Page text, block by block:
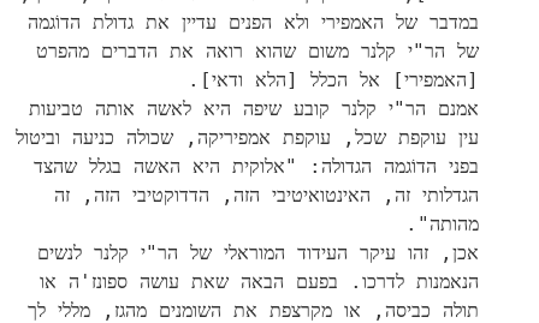
במדבר של האמפירי ולא הפנים עדיין את גדולת הדוֹגמה
של הר"י קלנר משום שהוא רואה את הדברים מהפרט
[האמפירי] אל הכלל [הלא ודאי].
אמנם הר"י קלנר קובע שיפה היא לאשה אותה טביעות
עין עוקפת שכל, עוקפת אמפיריקה, שכולה כניעה וביטול
בפני הדוֹגמה הגדולה: "אלוקית היא האשה בגלל שהצד
הגדלותי זה, האינטואיטיבי הזה, הדדוקטיבי הזה, זה
מהותה".
אכן, זהו עיקר העידוד המוראלי של הר"י קלנר לנשים
הנאמנות לדרכו. בפעם הבאה שאת עושה ספונז'ה או
תולה כביסה, או מקרצפת את השומנים מהגז, מללי לך